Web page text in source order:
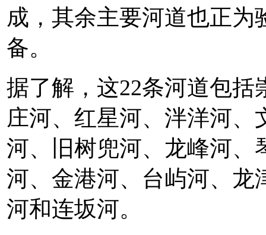
成，其余主要河道也正为
备。
据了解，这22条河道包
庄河、红星河、泮洋河
河、旧树兜河、龙峰河、
河、金港河、台屿河、龙
河和连坂河。